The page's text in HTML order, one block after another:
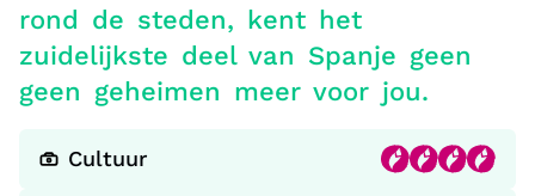
rond de steden, kent het
zuidelijkste deel van Spanje geen
geen geheimen meer voor jou.
Cultuur